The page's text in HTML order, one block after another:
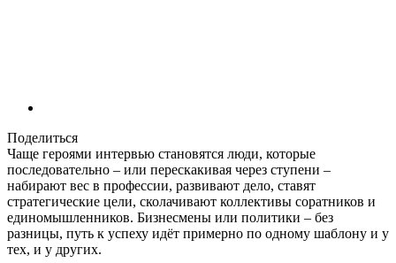
Поделиться
Чаще героями интервью становятся люди, которые
последовательно – или перескакивая через ступени –
набирают вес в профессии, развивают дело, ставят
стратегические цели, сколачивают коллективы соратников и
единомышленников. Бизнесмены или политики – без
разницы, путь к успеху идёт примерно по одному шаблону и у
тех, и у других.